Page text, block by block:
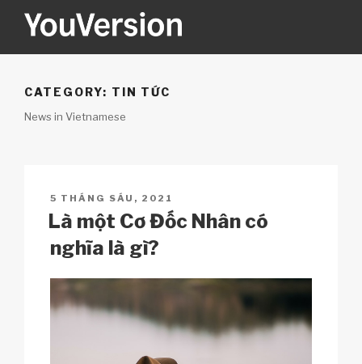
YOUVERSION
CATEGORY: TIN TỨC
News in Vietnamese
POSTED
ON
5 THÁNG SÁU, 2021
Là một Cơ Đốc Nhân có
nghĩa là gì?